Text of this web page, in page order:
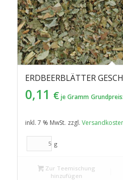
ERDBEERBLÄTTER
0,11 € je Gramm Grundpreis:
inkl. 7 % MwSt. zzgl.
g
Zur Teemischung
hinzufügen